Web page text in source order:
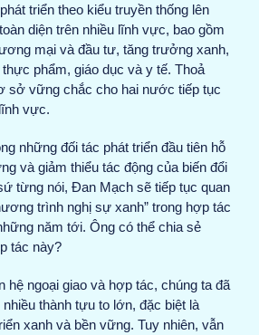
triển theo kiểu truyền thống lên
diện trên nhiều lĩnh vực, bao gồm
mại và đầu tư, tăng trưởng xanh,
phẩm, giáo dục và y tế. Thoả
sở vững chắc cho hai nước tiếp tục
vực.
những đối tác phát triển đầu tiên hỗ
và giảm thiểu tác động của biến đổi
từng nói, Đan Mạch sẽ tiếp tục quan
trình nghị sự xanh” trong hợp tác
năm tới. Ông có thể chia sẻ
tác này?
hệ ngoại giao và hợp tác, chúng ta đã
thành tựu to lớn, đặc biệt là
xanh và bền vững. Tuy nhiên, vẫn